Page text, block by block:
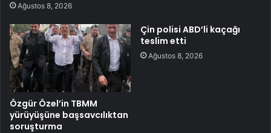
Ağustos 8, 2026
Özgür Özel’in TBMM
yürüyüşüne başsavcılıktan
soruşturma
Çin polisi ABD’li kaçağı
teslim etti
Ağustos 8, 2026